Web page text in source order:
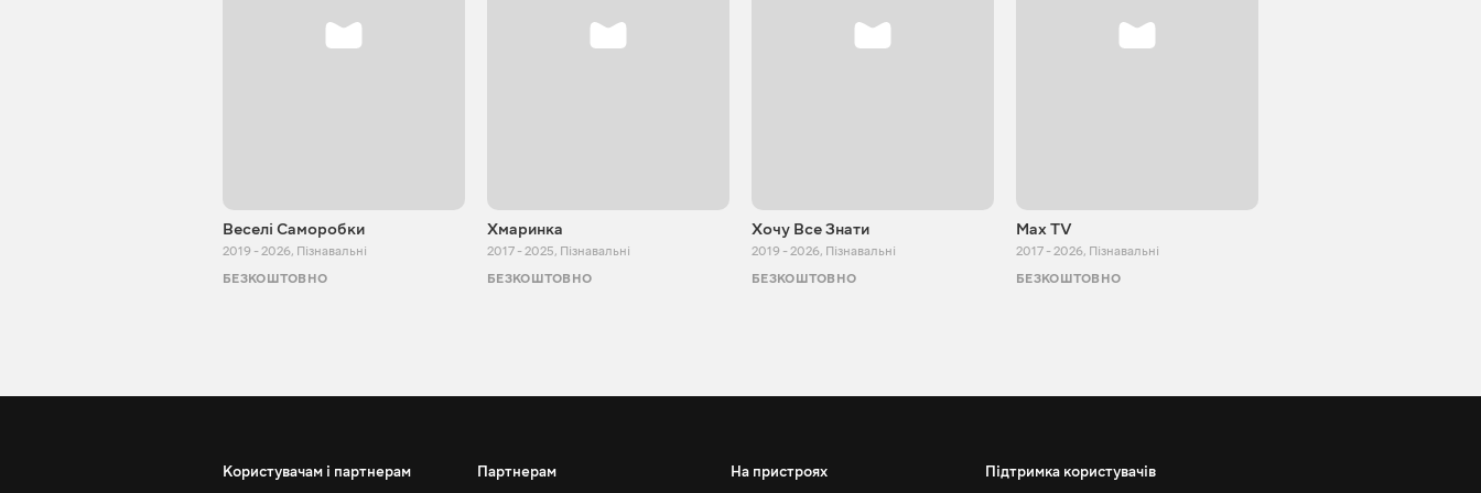
Веселі Саморобки
2019 - 2026, Пізнавальні
БЕЗКОШТОВНО
Хмаринка
2017 - 2025, Пізнавальні
БЕЗКОШТОВНО
Хочу Все Знати
2019 - 2026, Пізнавальні
БЕЗКОШТОВНО
Max TV
2017 - 2026, Пізнавальні
БЕЗКОШТОВНО
Користувачам і партнерам Партнерам На пристроях Підтримка користувачів